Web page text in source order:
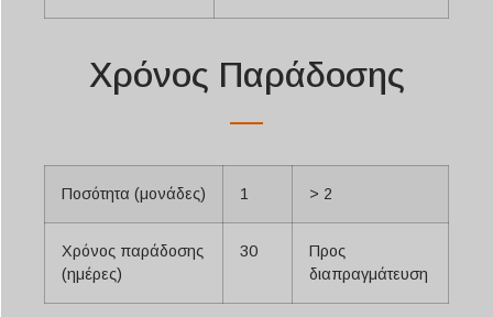
Χρόνος Παράδοσης
Ποσότητα (μονάδες) 1 > 2
Χρόνος παράδοσης
(ημέρες)
30
Προς
διαπραγμάτευση